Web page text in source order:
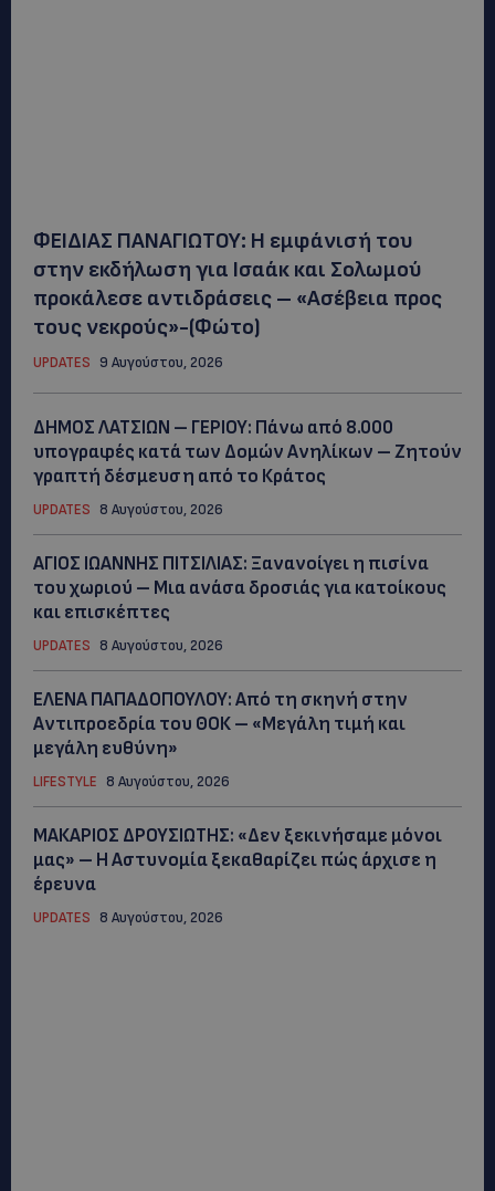
ΦΕΙΔΙΑΣ ΠΑΝΑΓΙΩΤΟΥ: Η εμφάνισή του
στην εκδήλωση για Ισαάκ και Σολωμού
προκάλεσε αντιδράσεις – «Ασέβεια προς
τους νεκρούς»-(Φώτο)
UPDATES 9 Αυγούστου, 2026
ΔΗΜΟΣ ΛΑΤΣΙΩΝ – ΓΕΡΙΟΥ: Πάνω από 8.000
υπογραφές κατά των Δομών Ανηλίκων – Ζητούν
γραπτή δέσμευση από το Κράτος
UPDATES 8 Αυγούστου, 2026
ΑΓΙΟΣ ΙΩΑΝΝΗΣ ΠΙΤΣΙΛΙΑΣ: Ξανανοίγει η πισίνα
του χωριού – Μια ανάσα δροσιάς για κατοίκους
και επισκέπτες
UPDATES 8 Αυγούστου, 2026
ΕΛΕΝΑ ΠΑΠΑΔΟΠΟΥΛΟΥ: Από τη σκηνή στην
Αντιπροεδρία του ΘΟΚ – «Μεγάλη τιμή και
μεγάλη ευθύνη»
LIFESTYLE 8 Αυγούστου, 2026
ΜΑΚΑΡΙΟΣ ΔΡΟΥΣΙΩΤΗΣ: «Δεν ξεκινήσαμε μόνοι
μας» – Η Αστυνομία ξεκαθαρίζει πώς άρχισε η
έρευνα
UPDATES 8 Αυγούστου, 2026